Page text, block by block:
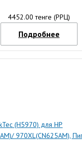
4452.00 тенге (РРЦ)
Подробнее
(Н5970) для HP
970XL(CN625AM),